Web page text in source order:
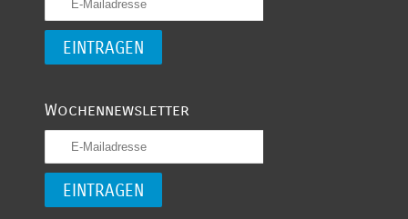
Wochennewsletter